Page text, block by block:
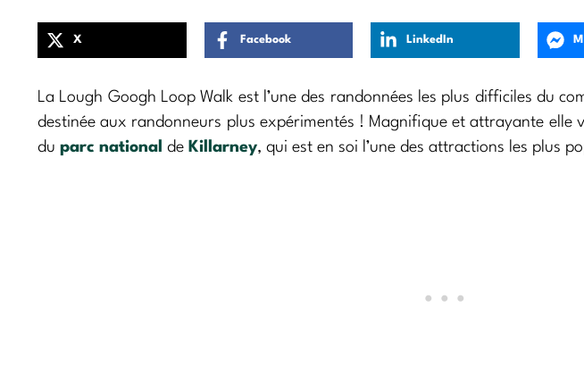
X Facebook LinkedIn
La Lough Googh Loop Walk est l’une des randonnées les plus difficiles du
destinée aux randonneurs plus expérimentés ! Magnifique et attrayante elle
du parc national de Killarney, qui est en soi l’une des attractions les plus